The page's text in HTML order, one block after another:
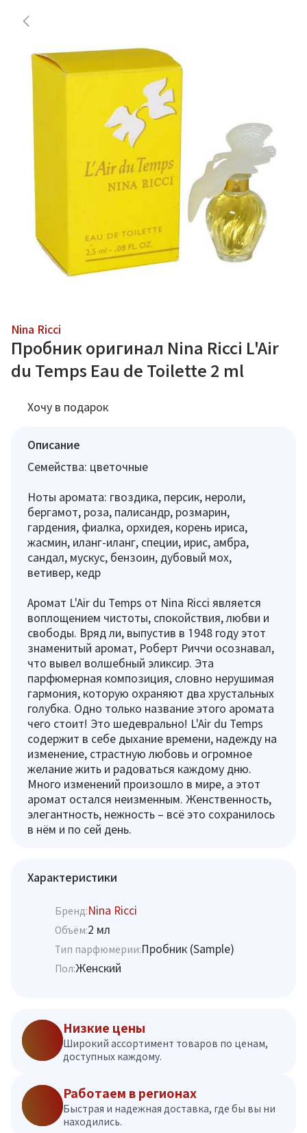
Nina Ricci
Пробник оригинал Nina Ricci L'Air
du Temps Eau de Toilette 2 ml
Хочу в подарок
Описание
Семейства: цветочные
Ноты аромата: гвоздика, персик, нероли,
бергамот, роза, палисандр, розмарин,
гардения, фиалка, орхидея, корень ириса,
жасмин, иланг-иланг, специи, ирис, амбра,
сандал, мускус, бензоин, дубовый мох,
ветивер, кедр
Аромат L'Air du Temps от Nina Ricci является
воплощением чистоты, спокойствия, любви и
свободы. Вряд ли, выпустив в 1948 году этот
знаменитый аромат, Роберт Риччи осознавал,
что вывел волшебный эликсир. Эта
парфюмерная композиция, словно нерушимая
гармония, которую охраняют два хрустальных
голубка. Одно только название этого аромата
чего стоит! Это шедеврально! L'Air du Temps
содержит в себе дыхание времени, надежду на
изменение, страстную любовь и огромное
желание жить и радоваться каждому дню.
Много изменений произошло в мире, а этот
аромат остался неизменным. Женственность,
элегантность, нежность – всё это сохранилось
в нём и по сей день.
Характеристики
Бренд:Nina Ricci
Объём:2 мл
Тип парфюмерии:Пробник (Sample)
Пол:Женский
Низкие цены
Широкий ассортимент товаров по ценам,
доступных каждому.
Работаем в регионах
Быстрая и надежная доставка, где бы вы ни
находились.